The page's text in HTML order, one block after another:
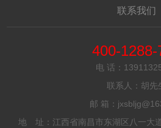
联系我们
400-1288-
电 话：
联系人：胡先
邮 箱：
地 址：江西省南昌市东湖区八一大